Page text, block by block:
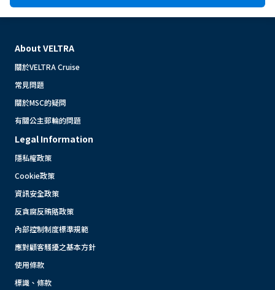
About VELTRA
關於VELTRA Cruise
常見問題
關於MSC的疑問
有關公主郵輪的問題
Legal Information
隱私權政策
Cookie政策
資訊安全政策
反貪腐反賄賂政策
內部控制制度標準規範
應對顧客騷擾之基本方針
使用條款
標識、條款